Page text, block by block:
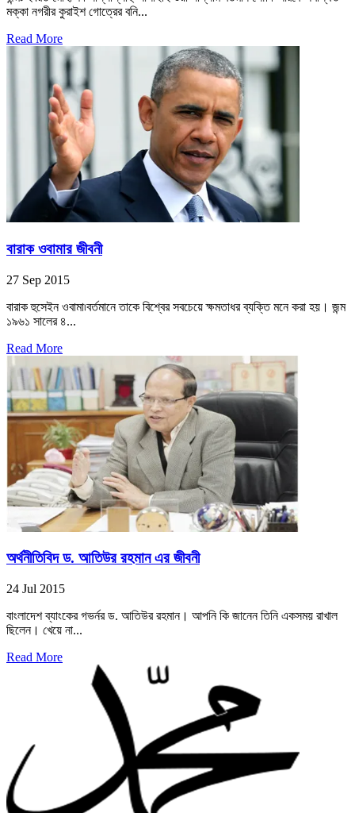
মক্কা নগরীর কুরাইশ গোত্রের বনি...
Read More
বারাক ওবামার জীবনী
27 Sep 2015
বারাক হুসেইন ওবামা৷বর্তমানে তাকে বিশ্বের সবচেয়ে ক্ষমতাধর ব্যক্তি মনে করা হয়। জন্ম
১৯৬১ সালের ৪...
Read More
অর্থনীতিবিদ ড. আতিউর রহমান এর জীবনী
24 Jul 2015
বাংলাদেশ ব্যাংকের গভর্নর ড. আতিউর রহমান। আপনি কি জানেন তিনি একসময় রাখাল
ছিলেন। খেয়ে না...
Read More